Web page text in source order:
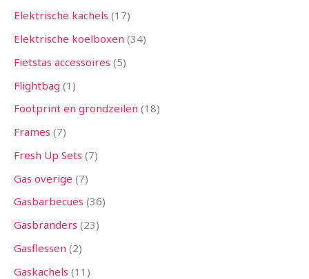
Elektrische kachels 17
Elektrische koelboxen 34
Fietstas accessoires 5
Flightbag 1
Footprint en grondzeilen 18
Frames 7
Fresh Up Sets 7
Gas overige 7
Gasbarbecues 36
Gasbranders 23
Gasflessen 2
Gaskachels 11